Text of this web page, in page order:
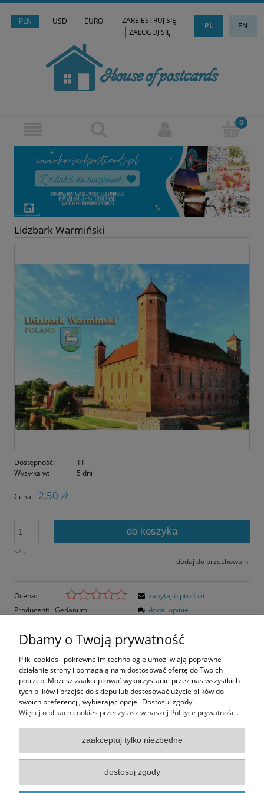
PLN USD EURO PL EN
ZAREJESTRUJ SIĘ
ZALOGUJ SIĘ
Lidzbark Warmiński
Dostępność:
11
Wysyłka w:
5 dni
Cena: 2,50 zł
szt.
do koszyka
dodaj do przechowalni
Ocena:
Producent: Gedanum
zapytaj o produkt
dodaj opinię
Opis
Opinie o produkcie (0)
Rozmiar pocztówki: 14,8x10,5 cm
Informacje
Moje konto
Dbamy o Twoją prywatność
Pliki cookies i pokrewne im technologie umożliwiają poprawne
działanie strony i pomagają nam dostosować ofertę do Twoich
potrzeb. Możesz zaakceptować wykorzystanie przez nas wszystkich
tych plików i przejść do sklepu lub dostosować użycie plików do
swoich preferencji, wybierając opcję "Dostosuj zgody".
Więcej o plikach cookies przeczytasz w naszej Polityce prywatności.
zaakceptuj tylko niezbędne
dostosuj zgody